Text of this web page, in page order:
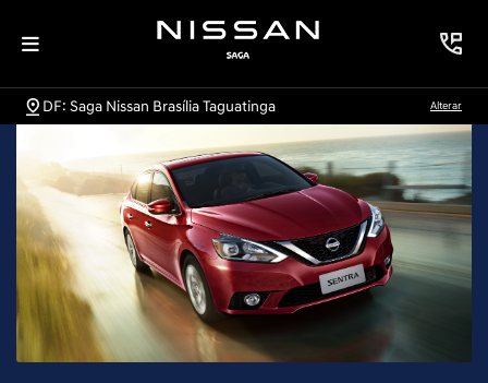
DF: Saga Nissan Brasília Taguatinga Alterar